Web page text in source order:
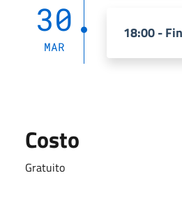
30
MAR
18:00 -
Costo
Gratuito